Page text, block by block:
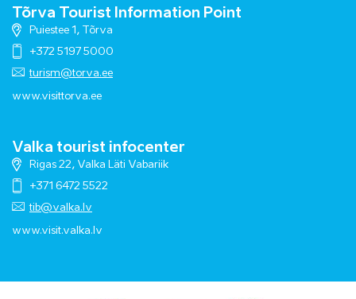
Tõrva Tourist Information Point
Puiestee 1, Tõrva
+372 5197 5000
turism@torva.ee
www.visittorva.ee
Valka tourist infocenter
Rigas 22, Valka Läti Vabariik
+371 6472 5522
tib@valka.lv
www.visit.valka.lv